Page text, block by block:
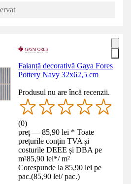
Faianță decorativă Gaya Fores
Pottery Navy 32x62,5 cm
Produsul nu are încă recenzii.
(0)
preț — 85,90 lei * Toate
prețurile conțin TVA și
costurile DEEE și DBA pe
m²85,90 lei*/ m²
Corespunde la 85,90 lei pe
pac.(85,90 lei/ pac.)